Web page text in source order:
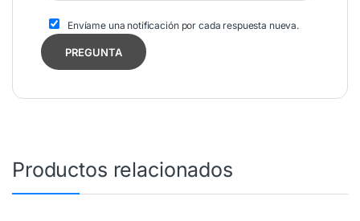
Envíame una notificación por cada respuesta nueva.
Productos relacionados